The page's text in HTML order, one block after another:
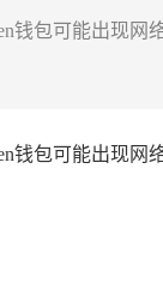
钱包可能出现
钱包可能出现网